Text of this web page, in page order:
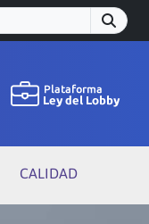
CALIDAD